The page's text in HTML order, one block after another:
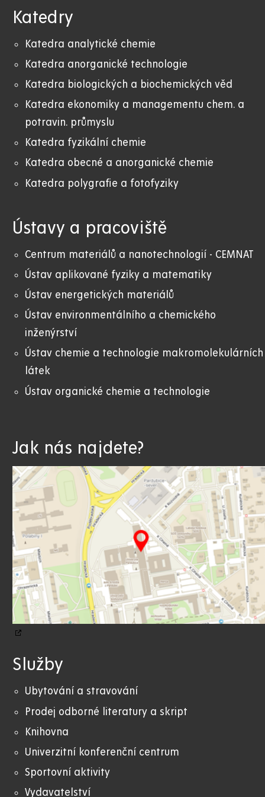
Katedry
Katedra analytické chemie
Katedra anorganické technologie
Katedra biologických a biochemických věd
Katedra ekonomiky a managementu chem. a
potravin. průmyslu
Katedra fyzikální chemie
Katedra obecné a anorganické chemie
Katedra polygrafie a fotofyziky
Ústavy a pracoviště
Centrum materiálů a nanotechnologií - CEMNAT
Ústav aplikované fyziky a matematiky
Ústav energetických materiálů
Ústav environmentálního a chemického
inženýrství
Ústav chemie a technologie makromolekulárních
látek
Ústav organické chemie a technologie
Jak nás najdete?
Služby
Ubytování a stravování
Prodej odborné literatury a skript
Knihovna
Univerzitní konferenční centrum
Sportovní aktivity
Vydavatelství